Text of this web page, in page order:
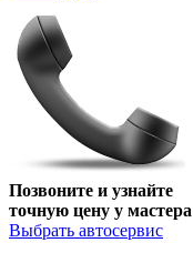
Позвоните и узнайте
точную цену у мастера
Выбрать автосервис